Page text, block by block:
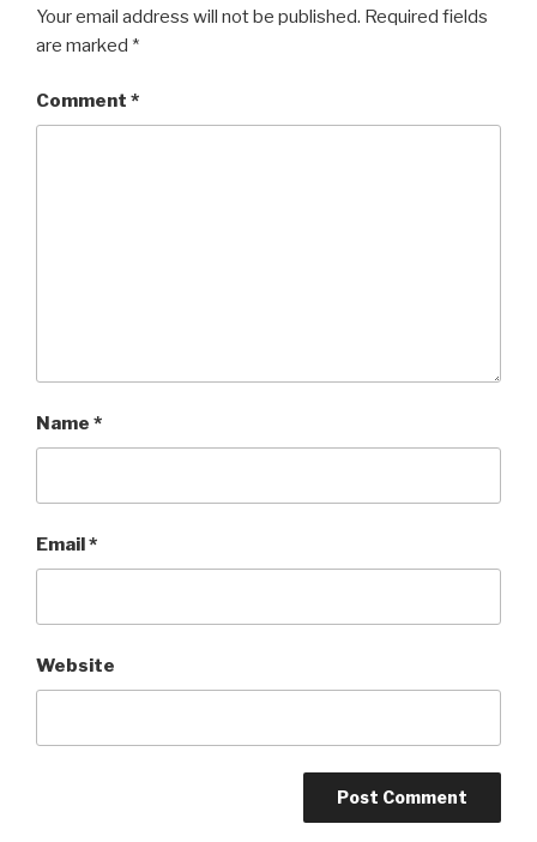
Your email address will not be published. Required fields
are marked *
Comment *
Name *
Email*
Website